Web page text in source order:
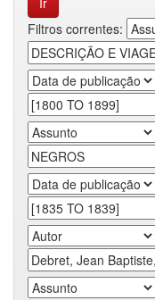
Filtros correntes: